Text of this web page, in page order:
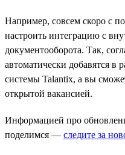
Например, совсем скоро с
настроить интеграцию с
документооборота. Так,
автоматически добавятся в
системы Talantix, а вы
открытой вакансией.
Информацией про
поделимся — следите за